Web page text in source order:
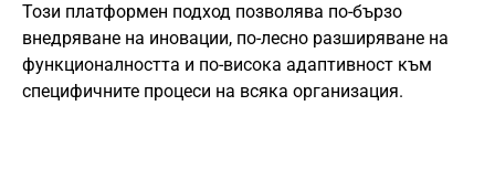
Този платформен подход позволява по-бързо
внедряване на иновации, по-лесно разширяване на
функционалността и по-висока адаптивност към
специфичните процеси на всяка организация.